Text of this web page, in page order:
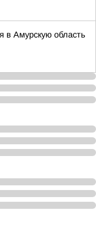
в Амурскую область